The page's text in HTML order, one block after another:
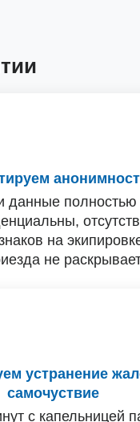
данные полностью
на
не
устранение
самочуствие
с капельницей